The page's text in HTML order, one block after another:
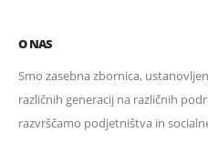
O NAS
Smo zasebna zbornica,
različnih generacij na različnih
razvrščamo podjetništva in